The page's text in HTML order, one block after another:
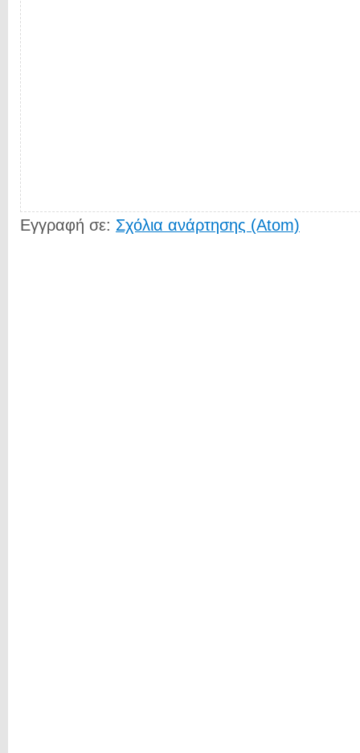
Εγγραφή σε: Σχόλια ανάρτησης (Atom)